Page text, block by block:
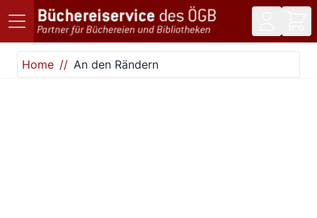
Direkt zum Inhalt
Home
An den Rändern